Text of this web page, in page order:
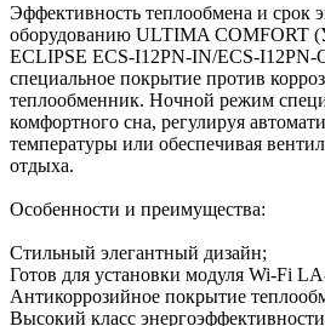
Эффективность теплообмена и срок
оборудованию ULTIMA COMFORT
ECLIPSE ECS-I12PN-IN/ECS-I12PN-
специальное покрытие против
теплообменник. Ночной режим
комфортного сна, регулируя
температуры или обеспечивая
отдыха.
Особенности и преимущества:
Стильный элегантный дизайн;
Готов для установки модуля Wi-Fi
Антикоррозийное покрытие
Высокий класс